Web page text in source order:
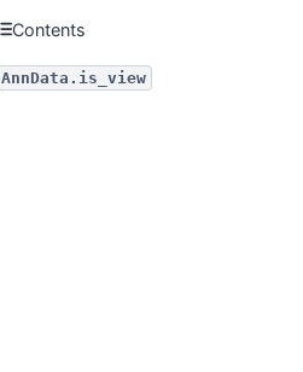
Contents
AnnData.is_view